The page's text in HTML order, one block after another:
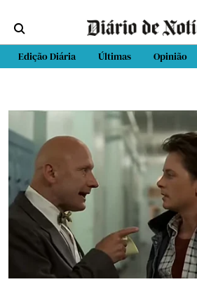
Edição Diária Últimas Opinião